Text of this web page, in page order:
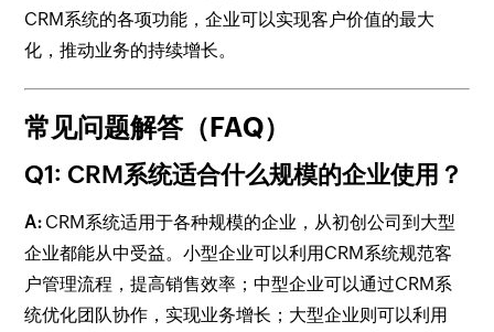
CRM系统的各项功能，企业可以实现客户价值的最大
化，推动业务的持续增长。
常见问题解答（FAQ）
Q1: CRM系统适合什么规模的企业使用？
A: CRM系统适用于各种规模的企业，从初创公司到大型
企业都能从中受益。小型企业可以利用CRM系统规范客
户管理流程，提高销售效率；中型企业可以通过CRM系
统优化团队协作，实现业务增长；大型企业则可以利用